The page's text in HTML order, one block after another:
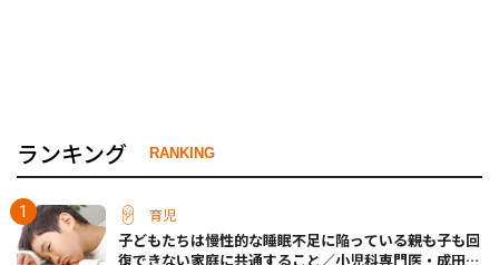
ランキング RANKING
育児
子どもたちは慢性的な睡眠不足に陥っている――親も子も回
復できない家庭に共通すること／小児科専門医・成田奈